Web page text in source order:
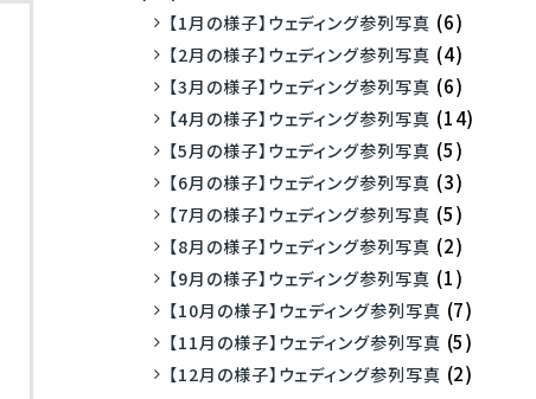
【1月の様子】ウェディング参列写真 (6)
【2月の様子】ウェディング参列写真 (4)
【3月の様子】ウェディング参列写真 (6)
【4月の様子】ウェディング参列写真 (14)
【5月の様子】ウェディング参列写真 (5)
【6月の様子】ウェディング参列写真 (3)
【7月の様子】ウェディング参列写真 (5)
【8月の様子】ウェディング参列写真 (2)
【9月の様子】ウェディング参列写真 (1)
【10月の様子】ウェディング参列写真 (7)
【11月の様子】ウェディング参列写真 (5)
【12月の様子】ウェディング参列写真 (2)